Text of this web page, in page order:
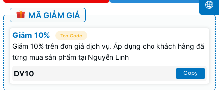
MÃ GIẢM GIÁ
Giảm 10% Top Code
Giảm 10% trên đơn giá dịch vụ. Áp dụng cho khách hàng đã
từng mua sản phẩm tại Nguyễn Linh
DV10 Copy